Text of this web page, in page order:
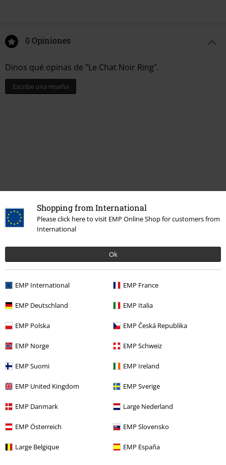
Shopping from International
Please click here to visit EMP Online Shop for customers from
International
Ok
EMP International EMP France
EMP Deutschland EMP Italia
EMP Polska EMP Česká Republika
EMP Norge EMP Schweiz
EMP Suomi EMP Ireland
EMP United Kingdom EMP Sverige
EMP Danmark Large Nederland
EMP Österreich EMP Slovensko
Large Belgique EMP España
0 Opiniones
Dinos qué opinas de "Le Chat Noir Ring".
Escribe una reseña
Última visita
29,99 €
Más categorías. Más opciones
Ofertas % Joyería Anillos
Ofertas % Mujer
Marcas Ropa Joyería
Marcas Ropa Joyería Anillos